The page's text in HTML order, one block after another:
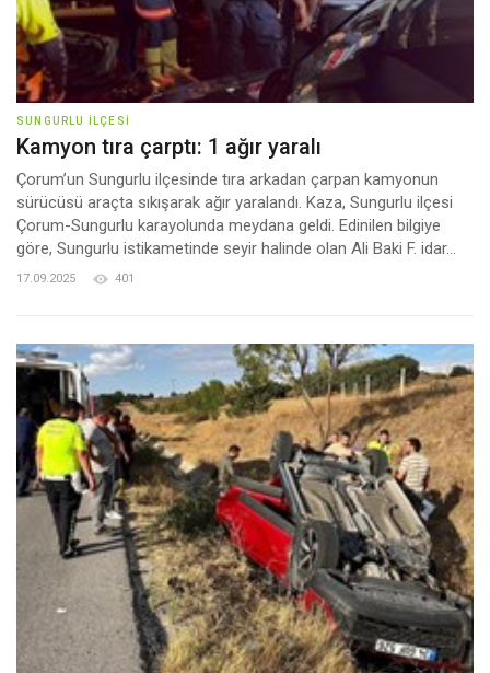
SUNGURLU İLÇESI
Kamyon tıra çarptı: 1 ağır yaralı
Çorum’un Sungurlu ilçesinde tıra arkadan çarpan kamyonun
sürücüsü araçta sıkışarak ağır yaralandı. Kaza, Sungurlu ilçesi
Çorum-Sungurlu karayolunda meydana geldi. Edinilen bilgiye
göre, Sungurlu istikametinde seyir halinde olan Ali Baki F. idar...
17.09.2025 401